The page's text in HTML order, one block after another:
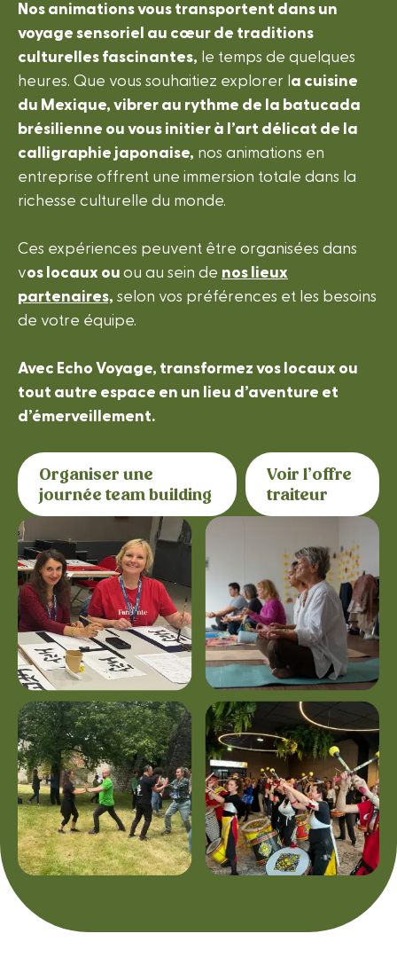
Nos animations vous transportent dans un
voyage sensoriel au cœur de traditions
culturelles fascinantes, le temps de quelques
heures. Que vous souhaitiez explorer la cuisine
du Mexique, vibrer au rythme de la batucada
brésilienne ou vous initier à l’art délicat de la
calligraphie japonaise, nos animations en
entreprise offrent une immersion totale dans la
richesse culturelle du monde.
Ces expériences peuvent être organisées dans
vos locaux ouou au sein de nos lieux
partenaires, selon vos préférences et les besoins
de votre équipe.
Avec Echo Voyage, transformez vos locaux ou
tout autre espace en un lieu d’aventure et
d’émerveillement.
Organiser une
journée team building
Voir l’offre
traiteur